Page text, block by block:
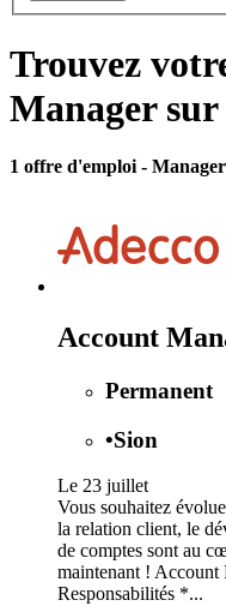
Trouvez
Manager sur
1 offre d'emploi - Manager
Account
Permanent
•Sion
Le 23 juillet
Vous souhaitez
la relation client, le
de comptes sont au
maintenant !
Responsabilités *...